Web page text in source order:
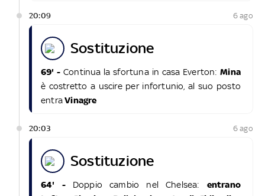
20:09 6 ago
sostituzione
69' -Continua la sfortuna in casa Everton:Mina
è costretto a uscire per infortunio, al suo posto
entraVinagre
20:03 6 ago
sostituzione
64' -Doppio cambio nel Chelsea:
entrano